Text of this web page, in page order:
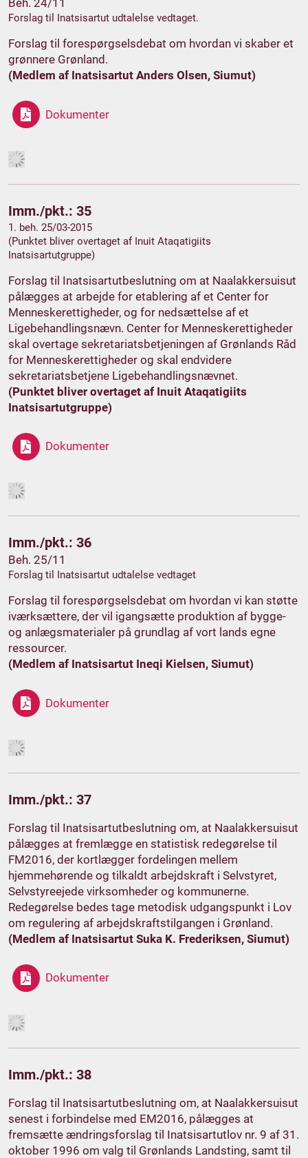
Beh. 24/11
Forslag til Inatsisartut udtalelse vedtaget.
Forslag til forespørgselsdebat om hvordan vi skaber et
grønnere Grønland.
(Medlem af Inatsisartut Anders Olsen, Siumut)
Dokumenter
Imm./pkt.: 35
1. beh. 25/03-2015
(Punktet bliver overtaget af Inuit Ataqatigiits
Inatsisartutgruppe)
Forslag til Inatsisartutbeslutning om at Naalakkersuisut
pålægges at arbejde for etablering af et Center for
Menneskerettigheder, og for nedsættelse af et
Ligebehandlingsnævn. Center for Menneskerettigheder
skal overtage sekretariatsbetjeningen af Grønlands Råd
for Menneskerettigheder og skal endvidere
sekretariatsbetjene Ligebehandlingsnævnet.
(Punktet bliver overtaget af Inuit Ataqatigiits
Inatsisartutgruppe)
Dokumenter
Imm./pkt.: 36
Beh. 25/11
Forslag til Inatsisartut udtalelse vedtaget
Forslag til forespørgselsdebat om hvordan vi kan støtte
iværksættere, der vil igangsætte produktion af bygge-
og anlægsmaterialer på grundlag af vort lands egne
ressourcer.
(Medlem af Inatsisartut Ineqi Kielsen, Siumut)
Dokumenter
Imm./pkt.: 37
Forslag til Inatsisartutbeslutning om, at Naalakkersuisut
pålægges at fremlægge en statistisk redegørelse til
FM2016, der kortlægger fordelingen mellem
hjemmehørende og tilkaldt arbejdskraft i Selvstyret,
Selvstyreejede virksomheder og kommunerne.
Redegørelse bedes tage metodisk udgangspunkt i Lov
om regulering af arbejdskraftstilgangen i Grønland.
(Medlem af Inatsisartut Suka K. Frederiksen, Siumut)
Dokumenter
Imm./pkt.: 38
Forslag til Inatsisartutbeslutning om, at Naalakkersuisut
senest i forbindelse med EM2016, pålægges at
fremsætte ændringsforslag til Inatsisartutlov nr. 9 af 31.
oktober 1996 om valg til Grønlands Landsting, samt til